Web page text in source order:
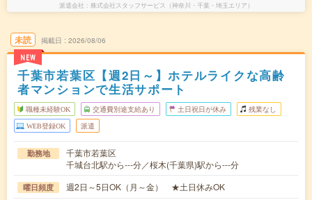
派遣会社 株式会社スタッフサービス（神奈川・千葉・埼玉エリア）
未読
NEW
掲載日 2026/08/06
千葉市若葉区【週2日～】ホテルライクな高齢
者マンションで生活サポート
職種未経験OK 交通費別途支給あり 土日祝日が休み 残業なし
WEB登録OK 派遣
勤務地
千葉市若葉区
千城台北駅から---分／桜木(千葉県)駅から---分
曜日頻度 週2日～5日OK（月～金） ★土日休みOK